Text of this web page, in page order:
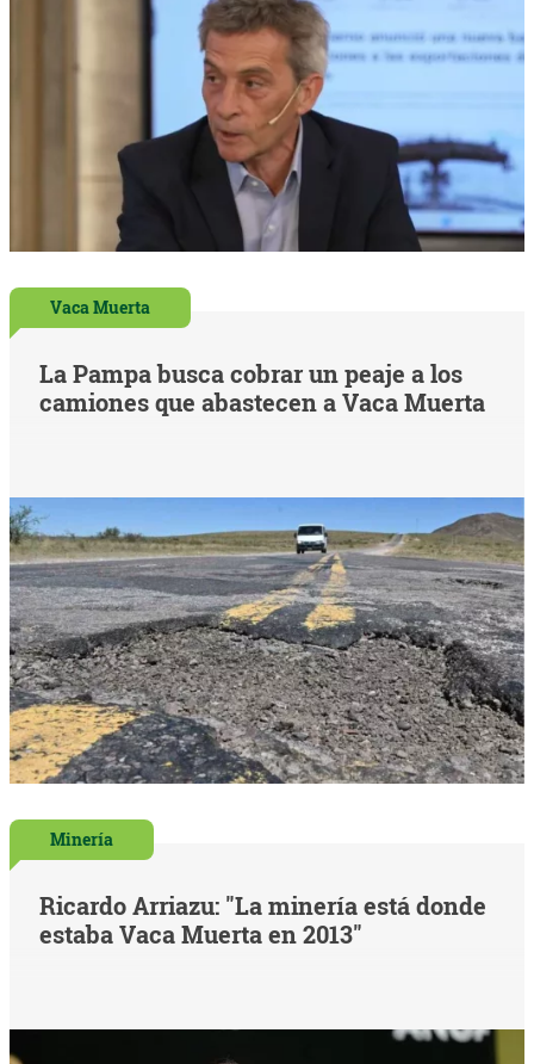
Vaca Muerta
La Pampa busca cobrar un peaje a los
camiones que abastecen a Vaca Muerta
Minería
Ricardo Arriazu: "La minería está donde
estaba Vaca Muerta en 2013"